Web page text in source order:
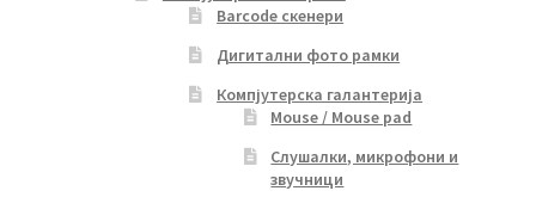
Barcode скенери
Дигитални фото рамки
Компјутерска галантерија
Mouse / Mouse pad
Слушалки, микрофони и
звучници